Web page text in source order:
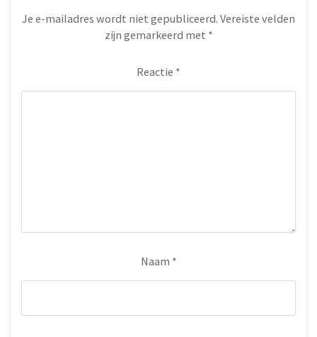
Je e-mailadres wordt niet gepubliceerd. Vereiste velden
zijn gemarkeerd met *
Reactie *
Naam *